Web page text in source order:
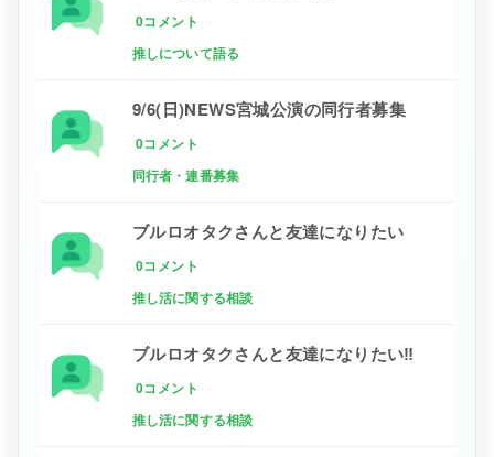
0コメント
推しについて語る
9/6(日)NEWS宮城公演の同行者募集
0コメント
同行者・連番募集
ブルロオタクさんと友達になりたい
0コメント
推し活に関する相談
ブルロオタクさんと友達になりたい‼
0コメント
推し活に関する相談